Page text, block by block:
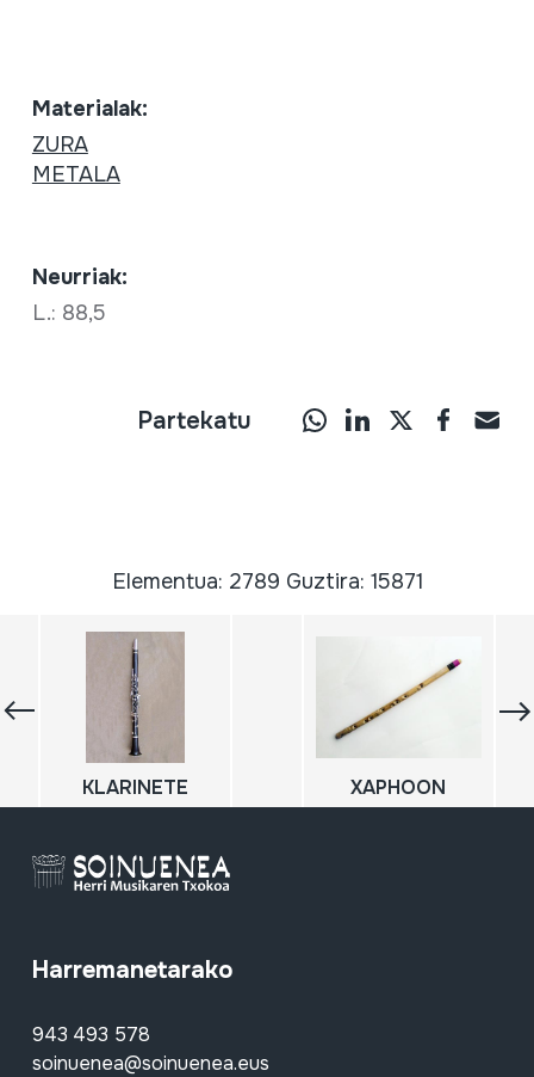
Materialak:
ZURA
METALA
Neurriak:
L.: 88,5
Partekatu
Elementua: 2789 Guztira: 15871
KLARINETE XAPHOON
Harremanetarako
943 493 578
soinuenea@soinuenea.eus